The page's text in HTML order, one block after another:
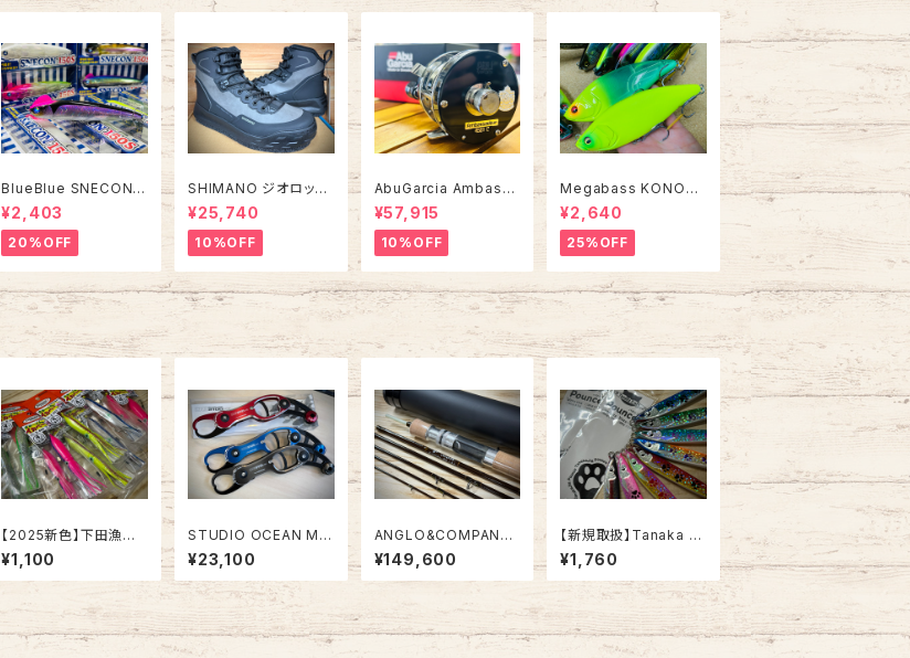
BlueBlue SNECON 1
50S スネコン 150S
¥2,403
20%OFF
SHIMANO ジオロック
ウェーディングシューズ
カットピンフェルト FS-
284Z【2026年オスス
メ！】
¥25,740
10%OFF
AbuGarcia Ambassa
deur 4501C FACTO
RY TUNED アンバサダ
ー ファクトリーチューン
¥57,915
10%OFF
Megabass KONOSI
RUS SWIMMER コノ
シラススイマー
¥2,640
25%OFF
【2025新色】下田漁具
オホーツクのイカベー
4号【針付き】サケ釣りオ
ススメ
¥1,100
STUDIO OCEAN MA
RK オーシャングリップ
OG2100HA【新作ハン
ドルアシスト付】
¥23,100
ANGLO&COMPANY
G＋MOD. GMB4116
M【ベイトモデル】
¥149,600
【新規取扱】Tanaka Cr
aft Pounce ホロ 20
g/32g -パウンス ホロ
カラー-
¥1,760